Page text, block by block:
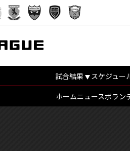
試合結果 スケジュー
ホームニュースボラン